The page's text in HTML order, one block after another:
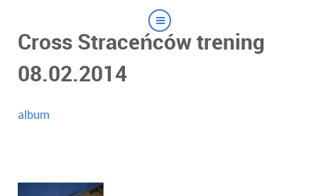
Cross Straceńców trening
08.02.2014
album